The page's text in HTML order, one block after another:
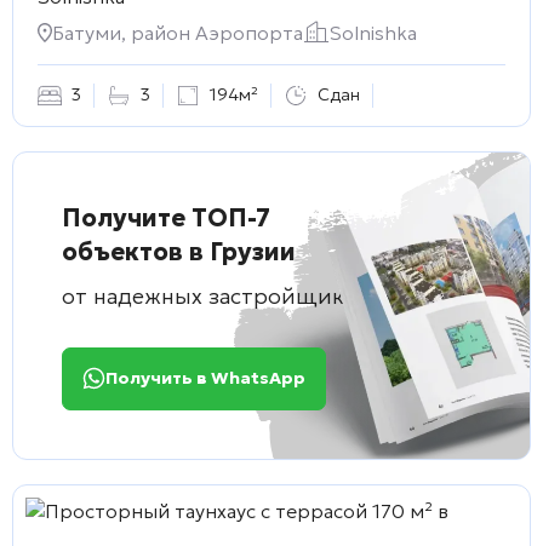
Батуми, район Аэропорта
Solnishka
3 3 194м² Сдан
Получите ТОП-7
объектов в Грузии
от надежных застройщиков
Получить в WhatsApp